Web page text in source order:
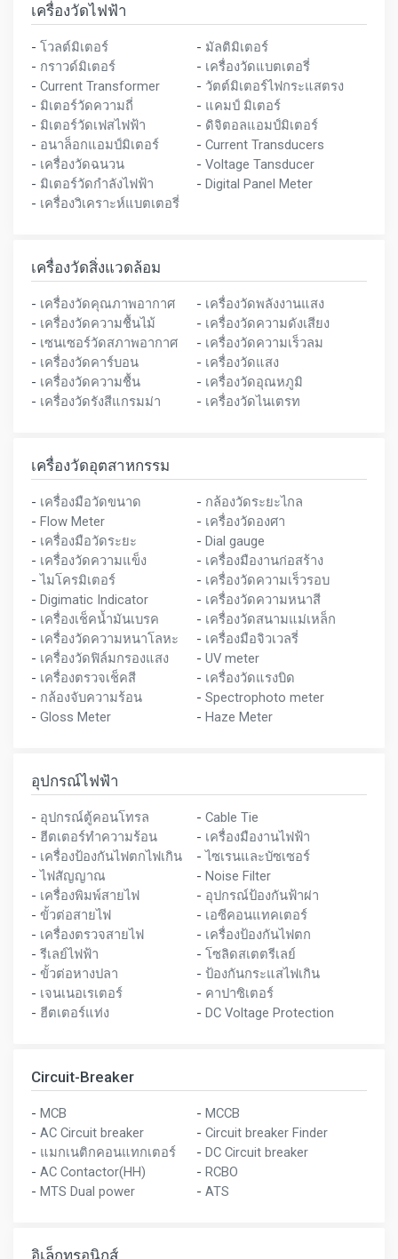
เครื่องวัดไฟฟ้า
- โวลต์มิเตอร์ - มัลติมิเตอร์
- กราวด์มิเตอร์ - เครื่องวัดแบตเตอรี่
- Current Transformer - วัตต์มิเตอร์ไฟกระแสตรง
- มิเตอร์วัดความถี่ - แคมป์ มิเตอร์
- มิเตอร์วัดเฟสไฟฟ้า - ดิจิตอลแอมป์มิเตอร์
- อนาล็อกแอมป์มิเตอร์ - Current Transducers
- เครื่องวัดฉนวน - Voltage Tansducer
- มิเตอร์วัดกำลังไฟฟ้า - Digital Panel Meter
- เครื่องวิเคราะห์แบตเตอรี่
เครื่องวัดสิ่งแวดล้อม
- เครื่องวัดคุณภาพอากาศ - เครื่องวัดพลังงานแสง
- เครื่องวัดความชื้นไม้ - เครื่องวัดความดังเสียง
- เซนเซอร์วัดสภาพอากาศ - เครื่องวัดความเร็วลม
- เครื่องวัดคาร์บอน - เครื่องวัดแสง
- เครื่องวัดความชื้น - เครื่องวัดอุณหภูมิ
- เครื่องวัดรังสีแกรมม่า - เครื่องวัดไนเตรท
เครื่องวัดอุตสาหกรรม
- เครื่องมือวัดขนาด - กล้องวัดระยะไกล
- Flow Meter - เครื่องวัดองศา
- เครื่องมือวัดระยะ - Dial gauge
- เครื่องวัดความแข็ง - เครื่องมืองานก่อสร้าง
-ไมโครมิเตอร์ - เครื่องวัดความเร็วรอบ
- Digimatic Indicator - เครื่องวัดความหนาสี
- เครื่องเช็คน้ำมันเบรค - เครื่องวัดสนามแม่เหล็ก
- เครื่องวัดความหนาโลหะ - เครื่องมือจิวเวลรี่
- เครื่องวัดฟิล์มกรองแสง - UV meter
- เครื่องตรวจเช็คสี - เครื่องวัดแรงบิด
- กล้องจับความร้อน - Spectrophoto meter
- Gloss Meter - Haze Meter
อุปกรณ์ไฟฟ้า
- อุปกรณ์ตู้คอนโทรล - Cable Tie
- ฮีตเตอร์ทำความร้อน - เครื่องมืองานไฟฟ้า
- เครื่องป้องกันไฟตกไฟเกิน -ไซเรนและบัซเซอร์
-ไฟสัญญาณ - Noise Filter
- เครื่องพิมพ์สายไฟ - อุปกรณ์ป้องกันฟ้าผ่า
- ขั้วต่อสายไฟ - เอซีคอนแทคเตอร์
- เครื่องตรวจสายไฟ - เครื่องป้องกันไฟตก
- รีเลย์ไฟฟ้า - โซลิดสเตตรีเลย์
- ขั้วต่อหางปลา - ป้องกันกระแสไฟเกิน
- เจนเนอเรเตอร์ - คาปาซิเตอร์
- ฮีตเตอร์แท่ง - DC Voltage Protection
Circuit-Breaker
- MCB - MCCB
- AC Circuit breaker - Circuit breaker Finder
- แมกเนติกคอนแทกเตอร์ - DC Circuit breaker
- AC Contactor(HH) - RCBO
- MTS Dual power - ATS
อิเล็กทรอนิกส์